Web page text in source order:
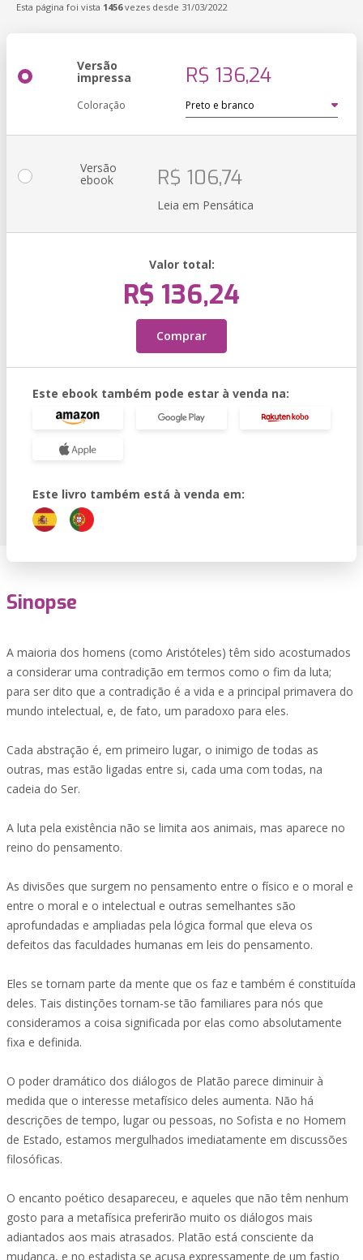
Esta página foi vista 1456vezes desde 31/03/2022
Versão
impressa R$ 136,24
Coloração
Versão
ebook R$ 106,74
Leia em Pensática
Valor total:
R$ 136,24
Comprar
Este ebook também pode estar à venda na:
Este livro também está à venda em:
Sinopse
A maioria dos homens (como Aristóteles) têm sido acostumados
a considerar uma contradição em termos como o fim da luta;
para ser dito que a contradição é a vida e a principal primavera do
mundo intelectual, e, de fato, um paradoxo para eles.
Cada abstração é, em primeiro lugar, o inimigo de todas as
outras, mas estão ligadas entre si, cada uma com todas, na
cadeia do Ser.
A luta pela existência não se limita aos animais, mas aparece no
reino do pensamento.
As divisões que surgem no pensamento entre o físico e o moral e
entre o moral e o intelectual e outras semelhantes são
aprofundadas e ampliadas pela lógica formal que eleva os
defeitos das faculdades humanas em leis do pensamento.
Eles se tornam parte da mente que os faz e também é constituída
deles. Tais distinções tornam-se tão familiares para nós que
consideramos a coisa significada por elas como absolutamente
fixa e definida.
O poder dramático dos diálogos de Platão parece diminuir à
medida que o interesse metafísico deles aumenta. Não há
descrições de tempo, lugar ou pessoas, no Sofista e no Homem
de Estado, estamos mergulhados imediatamente em discussões
filosóficas.
O encanto poético desapareceu, e aqueles que não têm nenhum
gosto para a metafísica preferirão muito os diálogos mais
adiantados aos mais atrasados. Platão está consciente da
mudança, e no estadista se acusa expressamente de um fastio